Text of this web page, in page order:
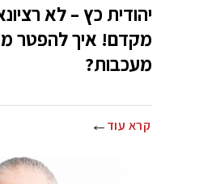
יהודית כץ – לא
מקדם! איך להפטר
מעכבות?
קרא עוד